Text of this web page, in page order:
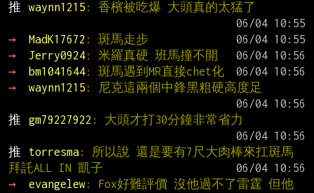
推
waynn1215 : 香檳被吃爆 大頭真的太猛了
→
MadK17672 : 斑馬走步
→
Jerry0924: 米羅真硬 班馬撞不開
→
bm1041644: 斑馬遇到MR直接chet化
→
waynn1215 : 尼克這兩個中鋒黑粗硬高度足
推
gm79227922 : 大頭才打30分鐘非常省力
推
torresma: 所以說 還是要有7尺大肉棒來扛斑馬
拜託ALL IN 凱子
→
evangelew: Fox好難評價 沒他過不了雷霆 但他